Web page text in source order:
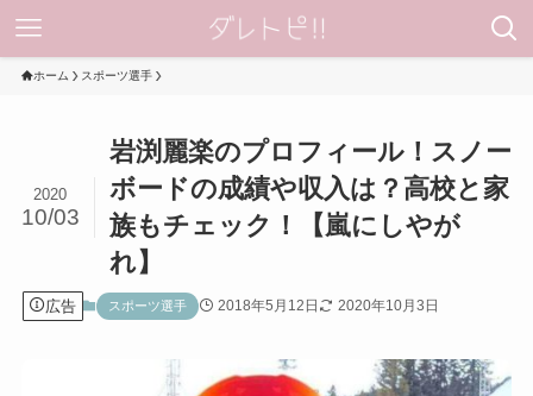
ホーム スポーツ選手
岩渕麗楽のプロフィール！スノー
ボードの成績や収入は？高校と家
族もチェック！【嵐にしやが
れ】
2020
10/03
広告 スポーツ選手 2018年5月12日 2020年10月3日